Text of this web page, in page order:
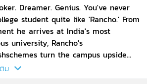
Dreamer. Genius. You've never
student quite like 'Rancho.' From
he arrives at India's most
university, Rancho's
turn the campus upside
with the livesof his two newfound
Together, they make lifemiserable
ม